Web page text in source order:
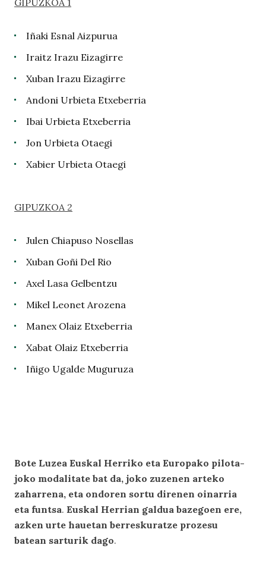
GIPUZKOA 1
Iñaki Esnal Aizpurua
Iraitz Irazu Eizagirre
Xuban Irazu Eizagirre
Andoni Urbieta Etxeberria
Ibai Urbieta Etxeberria
Jon Urbieta Otaegi
Xabier Urbieta Otaegi
GIPUZKOA 2
Julen Chiapuso Nosellas
Xuban Goñi Del Rio
Axel Lasa Gelbentzu
Mikel Leonet Arozena
Manex Olaiz Etxeberria
Xabat Olaiz Etxeberria
Iñigo Ugalde Muguruza
Bote Luzea Euskal Herriko eta Europako pilota-
joko modalitate bat da, joko zuzenen arteko
zaharrena, eta ondoren sortu direnen oinarria
eta funtsa. Euskal Herrian galdua bazegoen ere,
azken urte hauetan berreskuratze prozesu
batean sarturik dago.